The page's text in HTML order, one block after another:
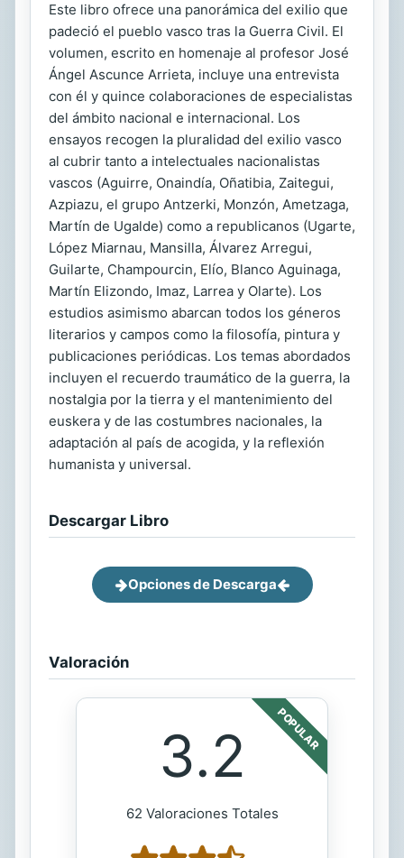
Este libro ofrece una panorámica del exilio que
padeció el pueblo vasco tras la Guerra Civil. El
volumen, escrito en homenaje al profesor José
Ángel Ascunce Arrieta, incluye una entrevista
con él y quince colaboraciones de especialistas
del ámbito nacional e internacional. Los
ensayos recogen la pluralidad del exilio vasco
al cubrir tanto a intelectuales nacionalistas
vascos (Aguirre, Onaindía, Oñatibia, Zaitegui,
Azpiazu, el grupo Antzerki, Monzón, Ametzaga,
Martín de Ugalde) como a republicanos (Ugarte,
López Miarnau, Mansilla, Álvarez Arregui,
Guilarte, Champourcin, Elío, Blanco Aguinaga,
Martín Elizondo, Imaz, Larrea y Olarte). Los
estudios asimismo abarcan todos los géneros
literarios y campos como la filosofía, pintura y
publicaciones periódicas. Los temas abordados
incluyen el recuerdo traumático de la guerra, la
nostalgia por la tierra y el mantenimiento del
euskera y de las costumbres nacionales, la
adaptación al país de acogida, y la reflexión
humanista y universal.
Descargar Libro
Opciones de Descarga
Valoración
POPULAR
3.2
62 Valoraciones Totales